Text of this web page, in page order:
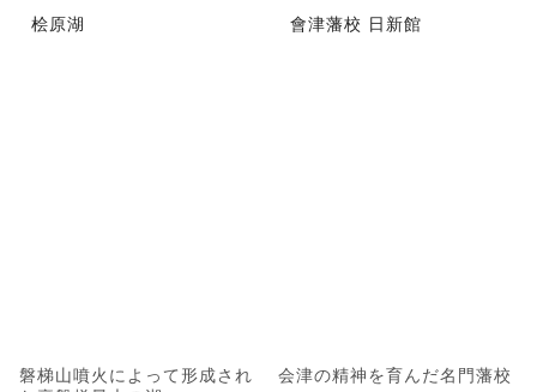
桧原湖
磐梯山噴火によって形成され
會津藩校 日新館
会津の精神を育んだ名門藩校